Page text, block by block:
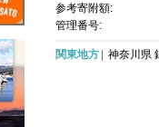
参考寄附額:
管理番号:
関東地方 神奈川県